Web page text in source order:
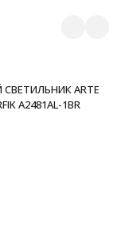
ARTE
A2481AL-1BR